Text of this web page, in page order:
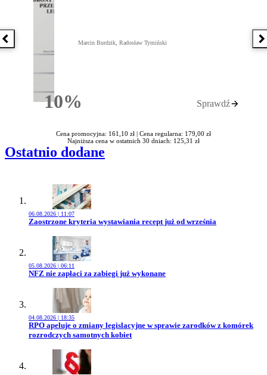
Poprzednia książka
10%Rabatu
Marcin Burdzik, Radosław Tymiński
Sprawdź
Cena promocyjna: 161,10 zł | Cena regularna: 179,00 zł
Najniższa cena w ostatnich 30 dniach: 125,31 zł
Ostatnio dodane
06.08.2026 | 11:07
Przejdź do artykułu:
Zaostrzone kryteria wystawiania recept już od września
05.08.2026 | 06:11
Przejdź do artykułu:
NFZ nie zapłaci za zabiegi już wykonane
04.08.2026 | 18:35
Przejdź do artykułu:
RPO apeluje o zmiany legislacyjne w sprawie zarodków z komórek
rozrodczych samotnych kobiet